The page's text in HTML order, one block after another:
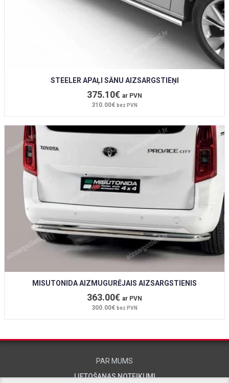
STEELER APAĻI SĀNU AIZSARGSTIEŅI
375.10€ ar PVN
310.00€ bez PVN
MISUTONIDA AIZMUGURĒJAIS AIZSARGSTIENIS
363.00€ ar PVN
300.00€ bez PVN
PAR MUMS
LIETOŠANAS NOTEIKUMI